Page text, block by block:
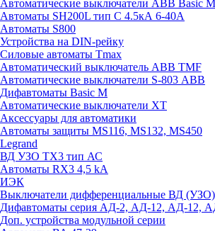
Автоматические выключатели ABB Basic M
Автоматы SH200L тип С 4.5кА 6-40А
Автоматы S800
Устройства на DIN-рейку
Силовые автоматы Tmax
Автоматический выключатель ABB TMF
Автоматические выключатели S-803 АВВ
Дифавтоматы Basic M
Автоматические выключатели XT
Аксессуары для автоматики
Автоматы защиты MS116, MS132, MS450
Legrand
ВД УЗО TX3 тип АС
Автоматы RX3 4,5 kA
ИЭК
Выключатели дифференциальные ВД (УЗО)
Дифавтоматы серия АД-2, АД-12, АД-12,
Доп. устройства модульной серии